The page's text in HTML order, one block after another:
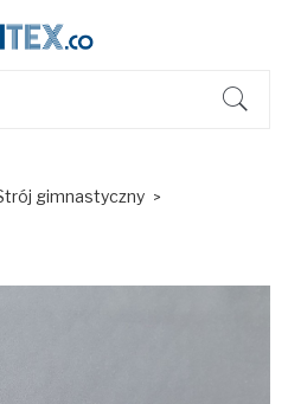
gimnastyczny